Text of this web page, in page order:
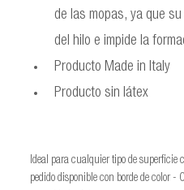
de las mopas, ya que
del hilo e impide la
Producto Made in Italy
Producto sin látex
Ideal para cualquier tipo de superficie
pedido disponible con borde de color